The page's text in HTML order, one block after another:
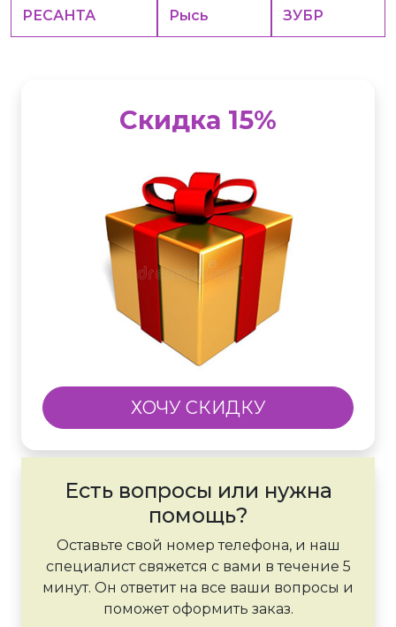
РЕСАНТА Рысь ЗУБР
Скидка 15%
ХОЧУ СКИДКУ
Есть вопросы или нужна
помощь?
Оставьте свой номер телефона, и наш
специалист свяжется с вами в течение 5
минут. Он ответит на все ваши вопросы и
поможет оформить заказ.